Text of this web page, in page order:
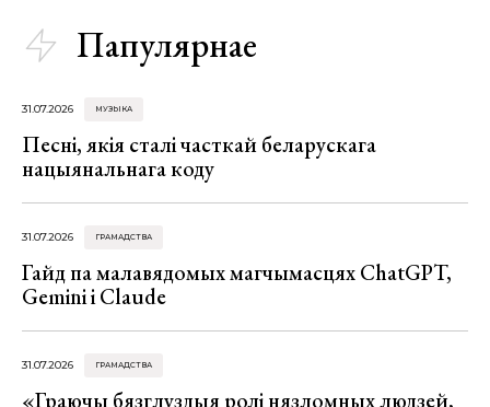
Папулярнае
31.07.2026 МУЗЫКА
Песні, якія сталі часткай беларускага
нацыянальнага коду
31.07.2026 ГРАМАДСТВА
Гайд па малавядомых магчымасцях ChatGPT,
Gemini і Claude
31.07.2026 ГРАМАДСТВА
«Граючы бязглуздыя ролі нязломных людзей,